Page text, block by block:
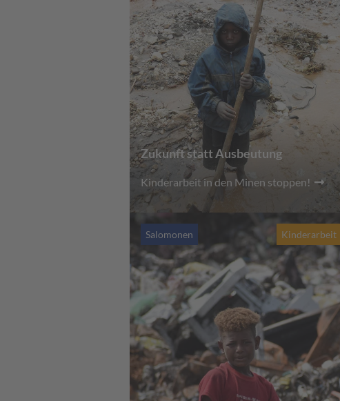
Zukunft statt Ausbeutung
Kinderarbeit in den Minen stoppen!
Salomonen Kinderarbeit